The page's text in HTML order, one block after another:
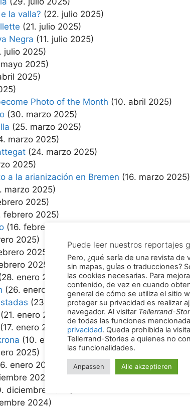
la valla? (22. julio 2025)
(21. julio 2025)
Negra (11. julio 2025)
julio 2025)
2025)
2025)
Photo of the Month (10. abril 2025)
(30. marzo 2025)
(25. marzo 2025)
marzo 2025)
(24. marzo 2025)
2025)
a la arianización en Bremen (16. marzo 2025)
marzo 2025)
2025)
febrero 2025)
(16. febrero 2025)
2025)
2025)
2025)
enero 2025)
(26. enero 2025)
(23. enero 2025)
(21. enero 2025)
(17. enero 2025)
(10. enero 2025)
2025)
enero 2025)
2024)
diciembre 2024)
2024)